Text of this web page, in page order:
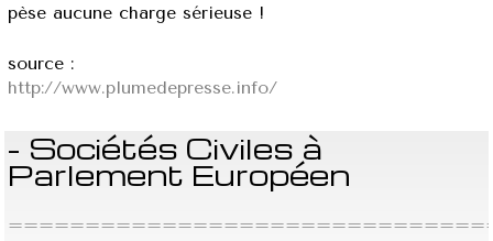
pèse aucune charge sérieuse !
source :
http://www.plumedepresse.info/
- Sociétés Civiles à
Parlement Européen